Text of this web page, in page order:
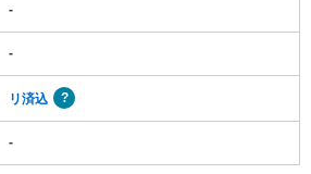
-
-
リ済込
-